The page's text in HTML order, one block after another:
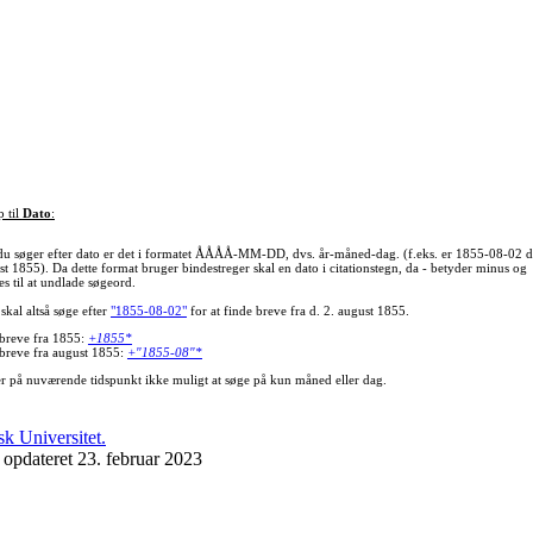
til Dato:
søger efter dato er det i formatet ÅÅÅÅ-MM-DD, dvs. år-måned-dag. (f.eks. er 1855-08-02
1855). Da dette format bruger bindestreger skal en dato i citationstegn, da - betyder minus og
til at undlade søgeord.
altså søge efter "1855-08-02"for at finde breve fra d. 2. august 1855.
fra 1855: +1855*
fra august 1855: +"1855-08"*
på nuværende tidspunkt ikke muligt at søge på kun måned eller dag.
23. februar 2023